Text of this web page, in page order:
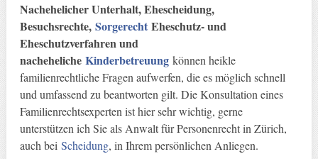
Nachehelicher Unterhalt, Ehescheidung,
Besuchsrechte, Sorgerecht Eheschutz- und
Eheschutzverfahren und
nacheheliche Kinderbetreuungkönnen heikle
familienrechtliche Fragen aufwerfen, die es möglich schnell
und umfassend zu beantworten gilt. Die Konsultation eines
Familienrechtsexperten ist hier sehr wichtig, gerne
unterstützen ich Sie als Anwalt für Personenrecht in Zürich,
auch bei Scheidung, in Ihrem persönlichen Anliegen.